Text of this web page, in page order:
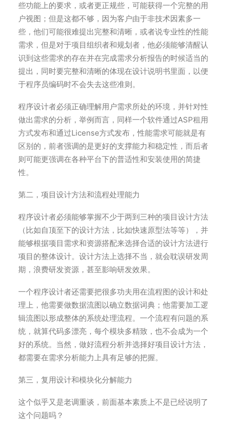
些功能上的要求，或者更正规些，可能获得一个完整的用
户视图；但是这都不够，因为客户由于非技术因素多一
些，他们可能很难提出完整和清晰，或者说专业性的性能
需求，但是对于项目组织者和规划者，他必须能够清醒认
识到这些需求的存在并在完成需求分析报告的时候适当的
提出，同时要完整和清晰的体现在设计说明书里面，以便
于程序员编码时不会失去这些准则。
程序设计者必须正确理解用户需求所处的环境，并针对性
做出需求的分析，举例而言，同样一个软件通过ASP租用
方式发布和通过License方式发布，性能需求可能就是有
区别的，前者强调的是更好的支撑能力和稳定性，而后者
则可能更强调在各种平台下的普适性和安装使用的简捷
性。
第二，项目设计方法和流程处理能力
程序设计者必须能够掌握不少于两到三种的项目设计方法
（比如自顶至下的设计方法，比如快速原型法等等），并
能够根据项目需求和资源搭配来选择合适的设计方法进行
项目的整体设计。设计方法上选择不当，就会耽误研发周
期，浪费研发资源，甚至影响研发效果。
一个程序设计者还需要把很多功夫用在流程图的设计和处
理上，他需要做数据流图以确立数据词典；他需要加工逻
辑流图以形成整体的系统处理流程。一个流程有问题的系
统，就算代码多漂亮，每个模块多精致，也不会成为一个
好的系统。当然，做好流程分析并选择好项目设计方法，
都需要在需求分析能力上具有足够的把握。
第三，复用设计和模块化分解能力
这个似乎又是老调重谈，前面基本素质上不是已经说明了
这个问题吗？